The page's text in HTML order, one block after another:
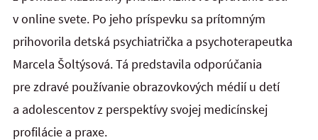
v online svete. Po jeho príspevku sa prítomným
prihovorila detská psychiatrička a psychoterapeutka
Marcela Šoltýsová. Tá predstavila odporúčania
pre zdravé používanie obrazovkových médií u detí
a adolescentov z perspektívy svojej medicínskej
profilácie a praxe.